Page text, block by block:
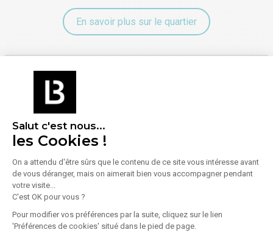
Salut c'est nous...
les Cookies !
On a attendu d'être sûrs que le contenu de ce site vous intéresse avant
de vous déranger, mais on aimerait bien vous accompagner pendant
votre visite...
C'est OK pour vous ?
Pour modifier vos préférences par la suite, cliquez sur le lien
'Préférences de cookies' situé dans le pied de page.
En savoir plus sur le quartier
Énergie
Diagnostic de performance énergétique (DPE)
Consommation (énergie primaire) :
Indice d'émission de gaz à effet de serre (GES)
Émissions :Non communiqué
En savoir plus sur le bien